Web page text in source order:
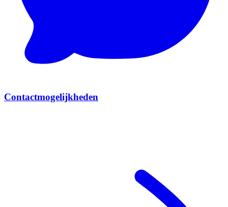
Contactmogelijkheden